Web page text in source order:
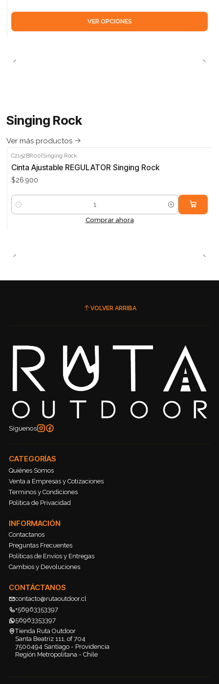
VER OPCIONES
Singing Rock
Ver más productos
C2152BR00|Singing Rock
Cinta Ajustable REGULATOR Singing Rock
$26.900
Cantidad
Comprar ahora
VOLVER ARRIBA
Síguenos
CATEGORÍAS
Quiénes Somos
Venta a Empresas y Cotizaciones
Terminos y Condiciones
Política de Privacidad
INFORMACIÓN
Contactanos
Preguntas Frecuentes
Políticas de Envíos y Entregas
Cambios y Devoluciones
CONTÁCTANOS
contacto@rutaoutdoor.cl
+56963353397
56963353397
Tienda Ruta Outdoor
Santa Beatriz 111, of 704
7500494 Santiago - Providencia
Región Metropolitana - Chile